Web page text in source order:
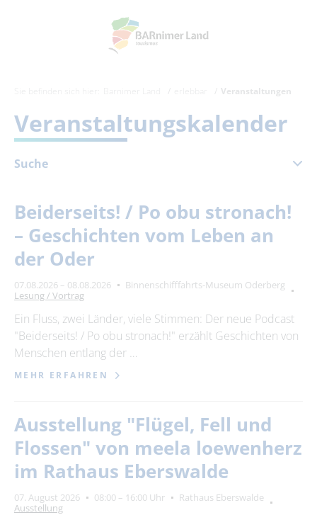
Veranstaltungen
Veranstaltungskalender
Suche
August 2026
Mo Di Mi Do Fr Sa So
1
3
4
10
11 12 13 14 15
16
17
18 19 20 21 22
23
24
25 26 27 28 29
30
Zeitraum
von
Beiderseits! / Po obu stronach!
– Geschichten vom Leben an
der Oder
07.08.2026 – 08.08.2026
Binnenschifffahrts-Museum Oderberg
Lesung / Vortrag
Ein Fluss, zwei Länder, viele Stimmen: Der neue Podcast
"Beiderseits! / Po obu stronach!" erzählt Geschichten von
Menschen entlang der …
MEHR ERFAHREN
Ausstellung "Flügel, Fell und
Flossen" von meela loewenherz
im Rathaus Eberswalde
07. August 2026 08:00 – 16:00 Uhr
Rathaus Eberswalde
Ausstellung